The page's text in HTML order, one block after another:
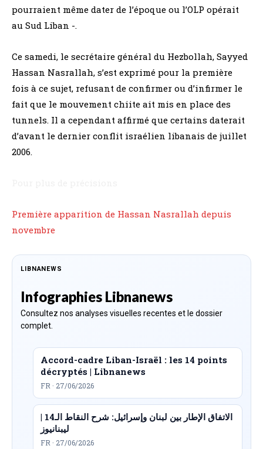
pourraient même dater de l’époque ou l’OLP opérait
au Sud Liban -.
Ce samedi, le secrétaire général du Hezbollah, Sayyed
Hassan Nasrallah, s’est exprimé pour la première
fois à ce sujet, refusant de confirmer ou d’infirmer le
fait que le mouvement chiite ait mis en place des
tunnels. Il a cependant affirmé que certains daterait
d’avant le dernier conflit israélien libanais de juillet
2006.
Première apparition de Hassan Nasrallah depuis
novembre
LIBNANEWS
Infographies Libnanews
Consultez nos analyses visuelles recentes et le dossier
complet.
Accord-cadre Liban-Israël : les 14 points
décryptés | Libnanews
FR · 27/06/2026
الاتفاق الإطار بين لبنان وإسرائيل: شرح النقاط الـ14 |
ليبنانيوز
FR · 27/06/2026